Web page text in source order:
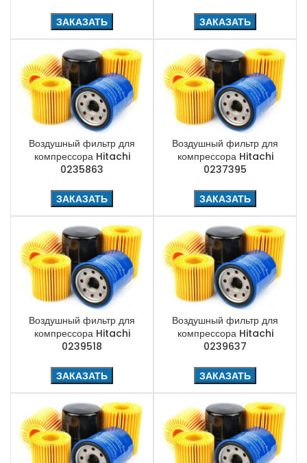
ЗАКАЗАТЬ ЗАКАЗАТЬ
Воздушный фильтр для
компрессора Hitachi
0235863
ЗАКАЗАТЬ
Воздушный фильтр для
компрессора Hitachi
0237395
ЗАКАЗАТЬ
Воздушный фильтр для
компрессора Hitachi
0239518
ЗАКАЗАТЬ
Воздушный фильтр для
компрессора Hitachi
0239637
ЗАКАЗАТЬ